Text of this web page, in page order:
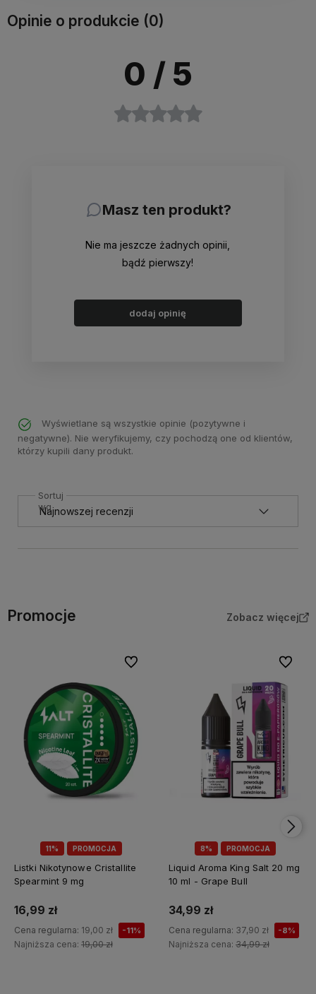
Opinie o produkcie (0)
0 / 5
Masz ten produkt?
Nie ma jeszcze żadnych opinii,
bądź pierwszy!
dodaj opinię
Wyświetlane są wszystkie opinie (pozytywne i
negatywne). Nie weryfikujemy, czy pochodzą one od klientów,
którzy kupili dany produkt.
Sortuj
wg
Promocje Zobacz więcej
11% PROMOCJA
Listki Nikotynowe Cristallite
Spearmint 9 mg
16,99 zł
Cena regularna: 19,00 zł -11%
Najniższa cena: 19,00 zł
Do ulubionych
8% PROMOCJA
Liquid Aroma King Salt 20 mg
10 ml - Grape Bull
34,99 zł
Cena regularna: 37,90 zł -8%
Najniższa cena: 34,99 zł
Do